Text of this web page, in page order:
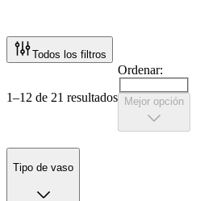
Todos los filtros
1–12 de 21 resultados
Ordenar:
Mejor opción
Tipo de vaso